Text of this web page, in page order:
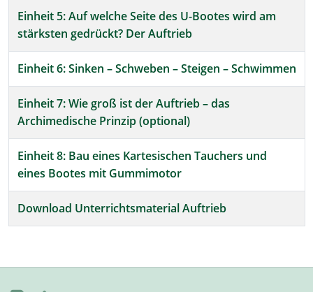
Einheit 5: Auf welche Seite des U-Bootes wird am
stärksten gedrückt? Der Auftrieb
Einheit 6: Sinken – Schweben – Steigen – Schwimmen
Einheit 7: Wie groß ist der Auftrieb – das
Archimedische Prinzip (optional)
Einheit 8: Bau eines Kartesischen Tauchers und
eines Bootes mit Gummimotor
Download Unterrichtsmaterial Auftrieb